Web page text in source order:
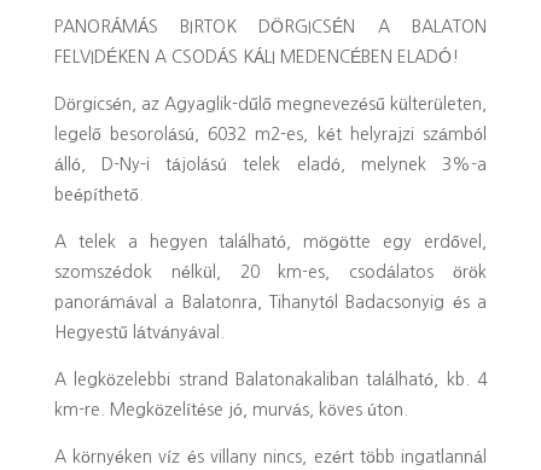
PANORÁMÁS BIRTOK DÖRGICSÉN A BALATON
FELVIDÉKEN A CSODÁS KÁLI MEDENCÉBEN ELADÓ!
Dörgicsén, az Agyaglik-dűlő megnevezésű külterületen,
legelő besorolású, 6032 m2-es, két helyrajzi számból
álló, D-Ny-i tájolású telek eladó, melynek 3%-a
beépíthető.
A telek a hegyen található, mögötte egy erdővel,
szomszédok nélkül, 20 km-es, csodálatos örök
panorámával a Balatonra, Tihanytól Badacsonyig és a
Hegyestű látványával.
A legközelebbi strand Balatonakaliban található, kb. 4
km-re. Megközelítése jó, murvás, köves úton.
A környéken víz és villany nincs, ezért több ingatlannál